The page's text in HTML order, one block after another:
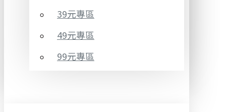
39元專區
49元專區
99元專區